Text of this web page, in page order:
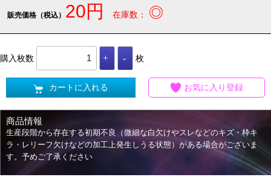
販売価格（税込） 20円 在庫数： ◎
購入枚数 枚
カートに入れる お気に入り登録
商品情報
生産段階から存在する初期不良（微細な白欠けやスレなどのキズ・枠キ
ラ・レリーフ欠けなどの加工上発生しうる状態）がある場合がございま
す。予めご了承ください